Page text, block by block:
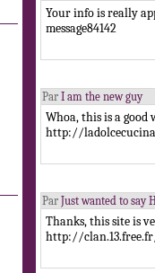
Your info is really
message84142
Par I am the new guy
Whoa, this is a good
http://
Par Just wanted to say
Thanks, this site is
http://